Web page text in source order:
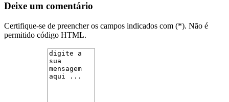
Deixe um comentário
Certifique-se de preencher os campos indicados com (*). Não é
permitido código HTML.